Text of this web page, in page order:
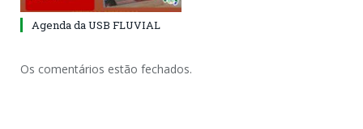
Agenda da USB FLUVIAL
Os comentários estão fechados.